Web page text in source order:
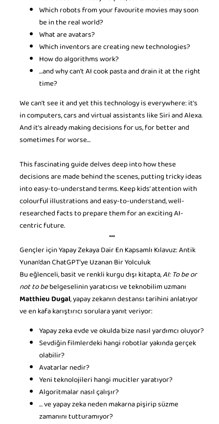
Which robots from your favourite movies may soon
be in the real world?
What are avatars?
Which inventors are creating new technologies?
How do algorithms work?
…and why can’t AI cook pasta and drain it at the right
time?
We can’t see it and yet this technology is everywhere: it’s
in computers, cars and virtual assistants like Siri and Alexa.
And it’s already making decisions for us, for better and
sometimes for worse…
This fascinating guide delves deep into how these
decisions are made behind the scenes, putting tricky ideas
into easy-to-understand terms. Keep kids’ attention with
colourful illustrations and easy-to-understand, well-
researched facts to prepare them for an exciting AI-
centric future.
***
Gençler için Yapay Zekaya Dair En Kapsamlı Kılavuz: Antik
Yunan’dan ChatGPT’ye Uzanan Bir Yolculuk
Bu eğlenceli, basit ve renkli kurgu dışı kitapta,AI: To be or
not to bebelgeselinin yaratıcısı ve teknobilim uzmanı
Matthieu Dugal, yapay zekanın destansı tarihini anlatıyor
ve en kafa karıştırıcı sorulara yanıt veriyor:
Yapay zeka evde ve okulda bize nasıl yardımcı oluyor?
Sevdiğin filmlerdeki hangi robotlar yakında gerçek
olabilir?
Avatarlar nedir?
Yeni teknolojileri hangi mucitler yaratıyor?
Algoritmalar nasıl çalışır?
… ve yapay zeka neden makarna pişirip süzme
zamanını tutturamıyor?